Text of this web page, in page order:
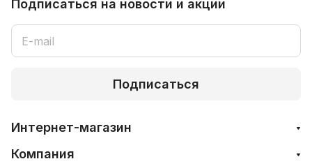
Подписаться на новости и акции
Подписаться
Интернет-магазин
Компания